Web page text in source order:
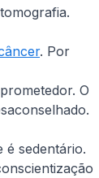
. Por
O
é sedentário.